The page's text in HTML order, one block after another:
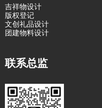
吉祥物设计
版权登记
文创礼品设计
团建物料设计
联系总监